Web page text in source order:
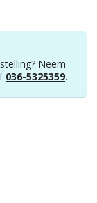
Neem
036-5325359.